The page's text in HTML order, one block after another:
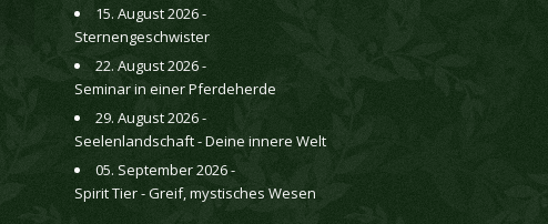
15. August 2026 -
Sternengeschwister
22. August 2026 -
Seminar in einer Pferdeherde
29. August 2026 -
Seelenlandschaft - Deine innere Welt
05. September 2026 -
Spirit Tier - Greif, mystisches Wesen